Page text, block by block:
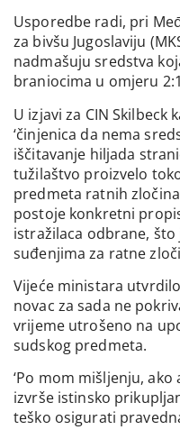
Usporedbe radi, pri
za bivšu Jugoslaviju
nadmašuju sredstva
braniocima u omjeru
U izjavi za CIN Skilbeck
‘činjenica da nema
iščitavanje hiljada
tužilaštvo proizvelo
predmeta ratnih
postoje konkretni
istražilaca odbrane,
suđenjima za ratne
Vijeće ministara
novac za sada ne
vrijeme utrošeno na
sudskog predmeta.
‘Po mom mišljenju,
izvrše istinsko
teško osigurati